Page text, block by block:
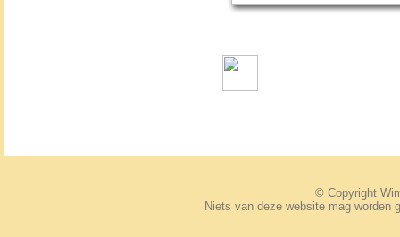
© Copyright
Niets van deze website mag worden